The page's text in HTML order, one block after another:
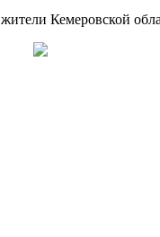
Кемеровской